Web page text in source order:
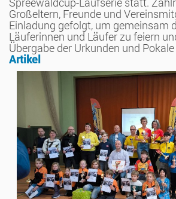
Großeltern, Freunde und
Einladung gefolgt, um gemeinsam
Läuferinnen und Läufer zu feiern
Übergabe der Urkunden und
Artikel